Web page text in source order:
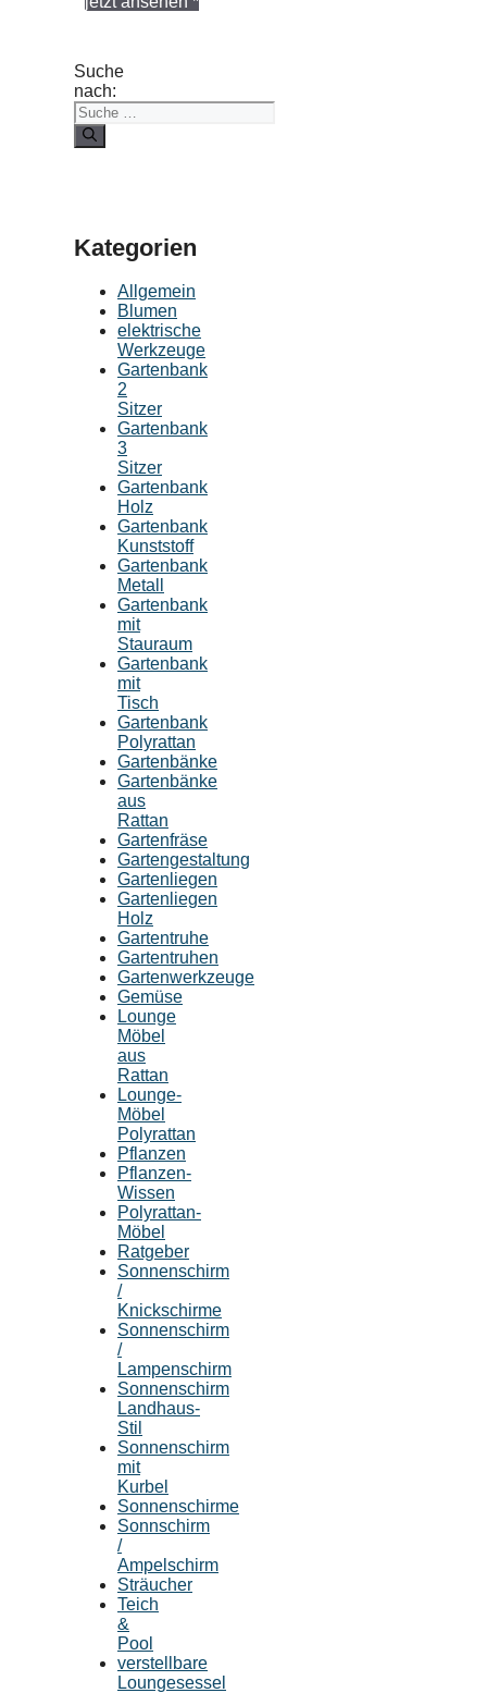
Suche
nach:
Kategorien
Allgemein
Blumen
elektrische
Werkzeuge
Gartenbank
2
Sitzer
Gartenbank
3
Sitzer
Gartenbank
Holz
Gartenbank
Kunststoff
Gartenbank
Metall
Gartenbank
mit
Stauraum
Gartenbank
mit
Tisch
Gartenbank
Polyrattan
Gartenbänke
Gartenbänke
aus
Rattan
Gartenfräse
Gartengestaltung
Gartenliegen
Gartenliegen
Holz
Gartentruhe
Gartentruhen
Gartenwerkzeuge
Gemüse
Lounge
Möbel
aus
Rattan
Lounge-
Möbel
Polyrattan
Pflanzen
Pflanzen-
Wissen
Polyrattan-
Möbel
Ratgeber
Sonnenschirm
/
Knickschirme
Sonnenschirm
/
Lampenschirm
Sonnenschirm
Landhaus-
Stil
Sonnenschirm
mit
Kurbel
Sonnenschirme
Sonnschirm
/
Ampelschirm
Sträucher
Teich
&
Pool
verstellbare
Loungesessel